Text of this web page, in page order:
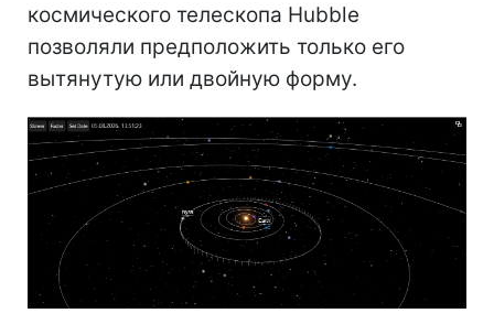
космического телескопа Hubble
позволяли предположить только его
вытянутую или двойную форму.